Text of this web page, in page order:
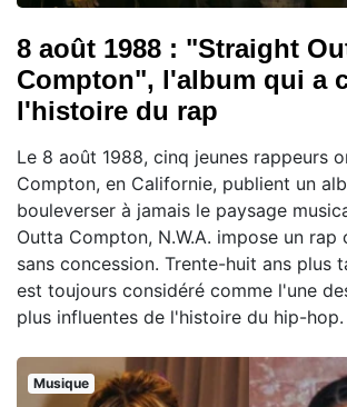
8 août 1988 : "Straight
Compton", l'album qui a
l'histoire du rap
Le 8 août 1988, cinq jeunes rappeurs
Compton, en Californie, publient un
bouleverser à jamais le paysage
Outta Compton, N.W.A. impose un rap
sans concession. Trente-huit ans plus
est toujours considéré comme l'une
plus influentes de l'histoire du hip-hop.
Musique